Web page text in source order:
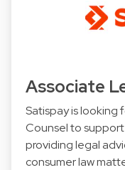
Associate
Satispay is looking
Counsel to
providing legal
consumer law